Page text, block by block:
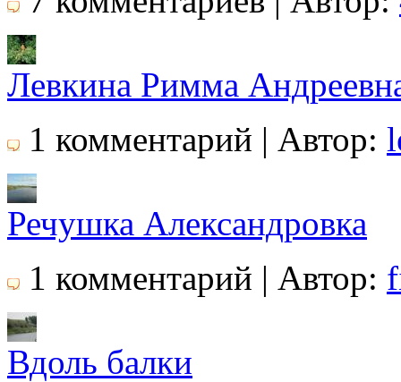
Левкина Римма
1 комментарий | Автор:
Речушка Александровка
1 комментарий | Автор:
Вдоль балки